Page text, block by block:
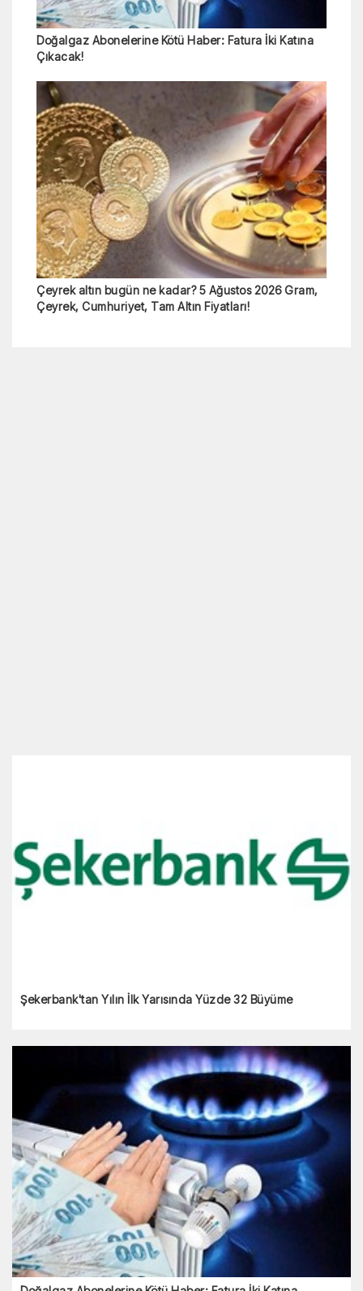
Doğalgaz Abonelerine Kötü Haber: Fatura İki Katına
Çıkacak!
Çeyrek altın bugün ne kadar? 5 Ağustos 2026 Gram,
Çeyrek, Cumhuriyet, Tam Altın Fiyatları!
Şekerbank'tan Yılın İlk Yarısında Yüzde 32 Büyüme